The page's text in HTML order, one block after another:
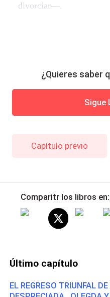
divorciar—.
¿Quieres saber
Sigue
Capítulo previo
Comparitr los libros en:
Último capítulo
EL REGRESO TRIUNFAL DE